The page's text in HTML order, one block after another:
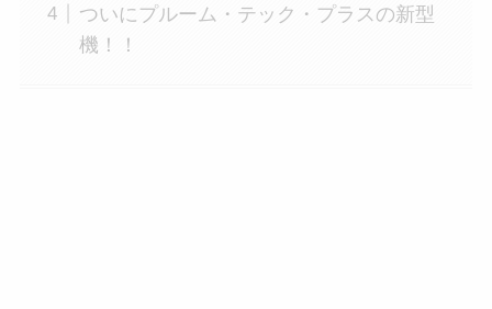
ついにプルーム・テック・プラスの新型
機！！